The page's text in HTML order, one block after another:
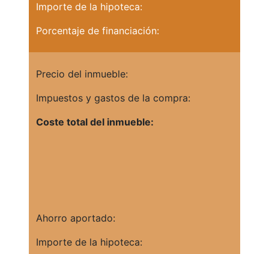
Importe de la hipoteca:
Porcentaje de financiación:
Precio del inmueble:
Impuestos y gastos de la compra:
Coste total del inmueble:
Ahorro aportado:
Importe de la hipoteca: